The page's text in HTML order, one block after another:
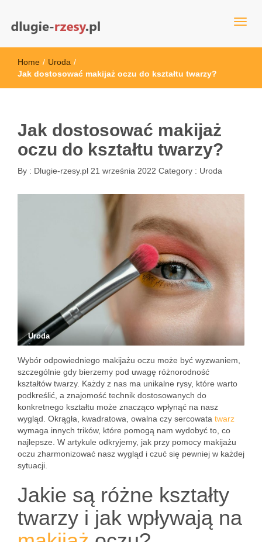
dlugie-rzesy.pl
Home / Uroda /
Jak dostosować makijaż oczu do kształtu twarzy?
Jak dostosować makijaż
oczu do kształtu twarzy?
By : Dlugie-rzesy.pl 21 września 2022 Category : Uroda
Uroda
Wybór odpowiedniego makijażu oczu może być wyzwaniem,
szczególnie gdy bierzemy pod uwagę różnorodność
kształtów twarzy. Każdy z nas ma unikalne rysy, które warto
podkreślić, a znajomość technik dostosowanych do
konkretnego kształtu może znacząco wpłynąć na nasz
wygląd. Okrągła, kwadratowa, owalna czy sercowata twarz
wymaga innych trików, które pomogą nam wydobyć to, co
najlepsze. W artykule odkryjemy, jak przy pomocy makijażu
oczu zharmonizować nasz wygląd i czuć się pewniej w każdej
sytuacji.
Jakie są różne kształty
twarzy i jak wpływają na